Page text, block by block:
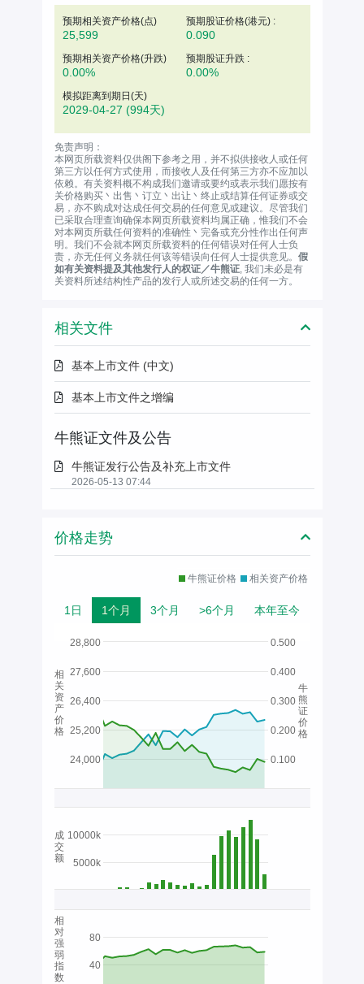
预期相关资产价格(点)
25,599
预期股证价格(港元) :
0.090
预期相关资产价格(升跌)
0.00%
预期股证升跌 :
0.00%
模拟距离到期日(天)
2029-04-27 (994天)
免责声明：
本网页所载资料仅供阁下参考之用，并不拟供接收人或任何
第三方以任何方式使用，而接收人及任何第三方亦不应加以
依赖。有关资料概不构成我们邀请或要约或表示我们愿按有
关价格购买丶出售丶订立丶出让丶终止或结算任何证券或交
易，亦不购成对达成任何交易的任何意见或建议。尽管我们
已采取合理查询确保本网页所载资料均属正确，惟我们不会
对本网页所载任何资料的准确性丶完备或充分性作出任何声
明。我们不会就本网页所载资料的任何错误对任何人士负
责，亦无任何义务就任何该等错误向任何人士提供意见。 假
如有关资料提及其他发行人的权证／牛熊证, 我们未必是有
关资料所述结构性产品的发行人或所述交易的任何一方。
相关文件
基本上市文件 (中文)
基本上市文件之增编
牛熊证文件及公告
牛熊证发行公告及补充上市文件
2026-05-13 07:44
价格走势
牛熊证价格 相关资产价格
1日 1个月 3个月 >6个月 本年至今
24,000
26,400
28,800
25,200
27,600 0.400
0.100
0.200
0.300
0.500
5000k
10000k
40
80
相
关
资
产
价
格
牛
熊
证
价
格
成
交
额
相
对
强
弱
指
数